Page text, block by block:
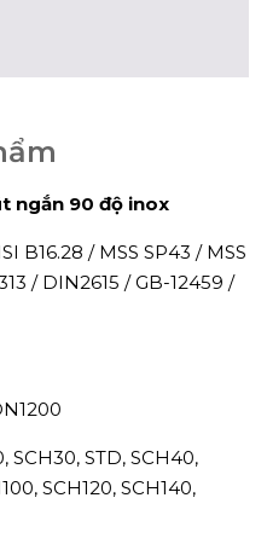
ngắn 90 độ inox
B16.28 / MSS SP43 / MSS
/ DIN2615 / GB-12459 /
SCH30, STD, SCH40,
SCH120, SCH140,